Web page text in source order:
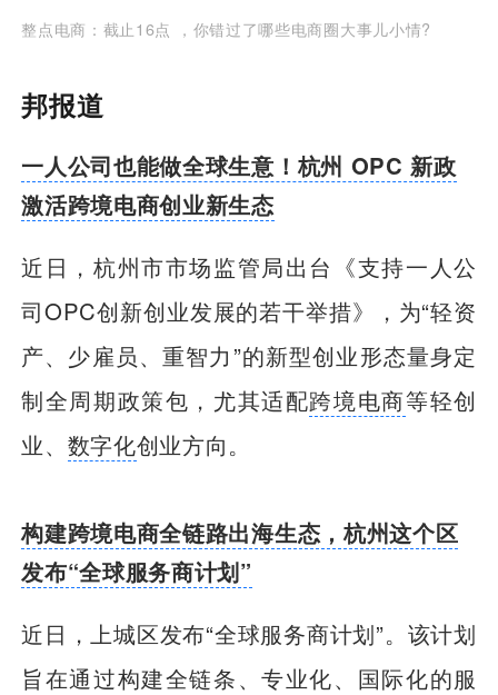
整点电商：截止16点 ，你错过了哪些电商圈大事儿小情?
邦报道
一人公司也能做全球生意！杭州 OPC 新政
激活跨境电商创业新生态
近日，杭州市市场监管局出台《支持一人公
司OPC创新创业发展的若干举措》，为“轻资
产、少雇员、重智力”的新型创业形态量身定
制全周期政策包，尤其适配跨境电商等轻创
业、 数字化创业方向。
构建跨境电商全链路出海生态，杭州这个区
发布“全球服务商计划”
近日，上城区发布“全球服务商计划”。该计划
旨在通过构建全链条、专业化、国际化的服